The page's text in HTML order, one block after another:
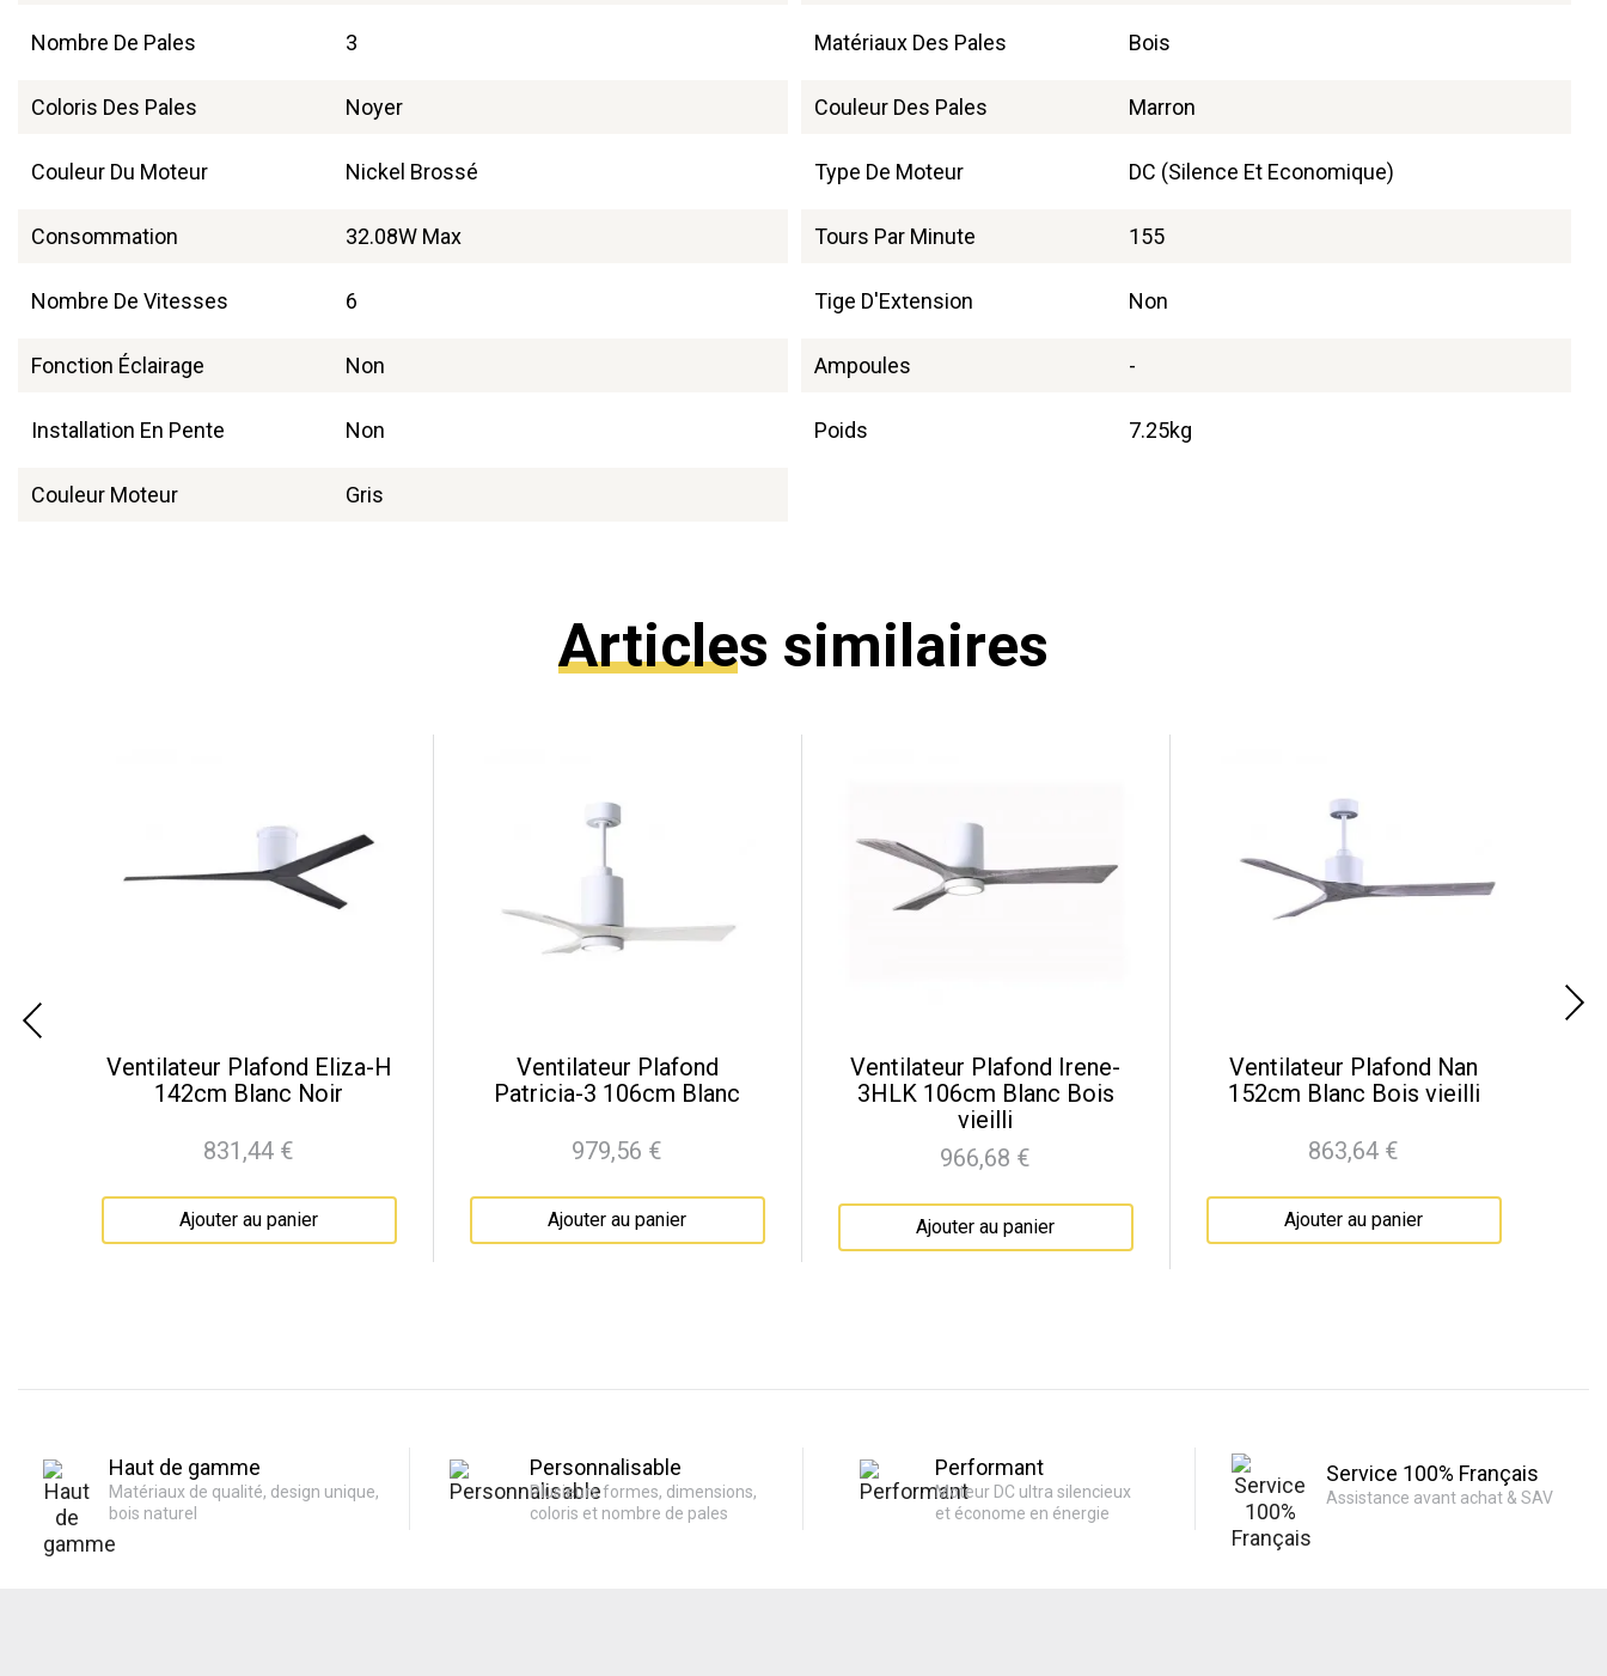
Nombre De Pales 3 Matériaux Des Pales Bois
Coloris Des Pales Noyer Couleur Des Pales Marron
Couleur Du Moteur Nickel Brossé Type De Moteur DC (Silence Et Economique)
Consommation 32.08W Max Tours Par Minute 155
Nombre De Vitesses 6 Tige D'Extension Non
Fonction Éclairage Non Ampoules -
Installation En Pente Non Poids 7.25kg
Couleur Moteur Gris
Articles similaires
Ventilateur Plafond Eliza-H
142cm Blanc Noir
Prix
831,44 €
Ajouter au panier
Ventilateur Plafond
Patricia-3 106cm Blanc
Prix
979,56 €
Ajouter au panier
Ventilateur Plafond Irene-
3HLK 106cm Blanc Bois
vieilli
Prix
966,68 €
Ajouter au panier
Ventilateur Plafond Nan
152cm Blanc Bois vieilli
Prix
863,64 €
Ajouter au panier
Haut de gamme
Matériaux de qualité, design unique,
bois naturel
Personnalisable
Plusieurs formes, dimensions,
coloris et nombre de pales
Performant
Moteur DC ultra silencieux
et économe en énergie
Service 100% Français
Assistance avant achat & SAV